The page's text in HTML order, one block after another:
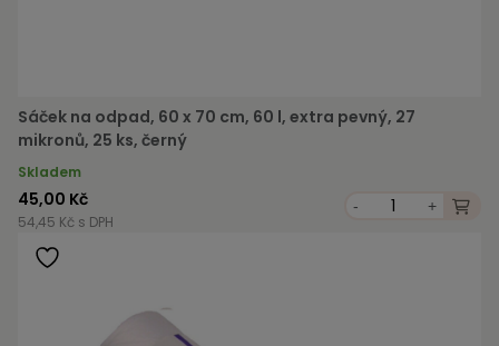
Sáček na odpad, 60 x 70 cm, 60 l, extra pevný, 27
mikronů, 25 ks, černý
Skladem
45,00 Kč
54,45 Kč s DPH
- +